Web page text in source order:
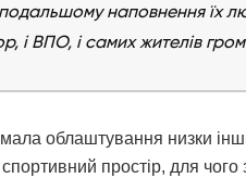
наповнення їх
і ВПО, і самих жителів
облаштування низки
простір, для